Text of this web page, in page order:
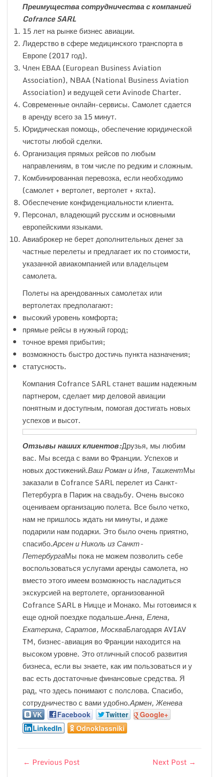
Преимущества сотрудничества с компанией
Cofrance SARL
15 лет на рынке бизнес авиации.
Лидерство в сфере медицинского транспорта в
Европе (2017 год).
Член EBAA (European Business Aviation
Association), NBAA (National Business Aviation
Association) и ведущей сети Avinode Charter.
Современные онлайн-сервисы. Самолет сдается
в аренду всего за 15 минут.
Юридическая помощь, обеспечение юридической
чистоты любой сделки.
Организация прямых рейсов по любым
направлениям, в том числе по редким и сложным.
Комбинированная перевозка, если необходимо
(самолет + вертолет, вертолет + яхта).
Обеспечение конфиденциальности клиента.
Персонал, владеющий русским и основными
европейскими языками.
Авиаброкер не берет дополнительных денег за
частные перелеты и предлагает их по стоимости,
указанной авиакомпанией или владельцем
самолета.
Полеты на арендованных самолетах или
вертолетах предполагают:
высокий уровень комфорта;
прямые рейсы в нужный город;
точное время прибытия;
возможность быстро достичь пункта назначения;
статусность.
Компания Cofrance SARL станет вашим надежным
партнером, сделает мир деловой авиации
понятным и доступным, помогая достигать новых
успехов и высот.
Отзывы наших клиентов:Друзья, мы любим
вас. Мы всегда с вами во Франции. Успехов и
новых достижений.Ваш Роман и Инв, ТашкентМы
заказали в Cofrance SARL перелет из Санкт-
Петербурга в Париж на свадьбу. Очень высоко
оцениваем организацию полета. Все было четко,
нам не пришлось ждать ни минуты, и даже
подарили нам подарки. Это было очень приятно,
спасибо.Арсен и Николь из Санкт-
ПетербургаМы пока не можем позволить себе
воспользоваться услугами аренды самолета, но
вместо этого имеем возможность насладиться
экскурсией на вертолете, организованной
Cofrance SARL в Ницце и Монако. Мы готовимся к
еще одной поездке подальше.Анна, Елена,
Екатерина, Саратов, МоскваБлагодаря AVIAV
TM, бизнес-авиация во Франции находится на
высоком уровне. Это отличный способ развития
бизнеса, если вы знаете, как им пользоваться и у
вас есть достаточные финансовые средства. Я
рад, что здесь понимают с полслова. Спасибо,
сотрудничество с вами удобно.Армен, Женева
VK Facebook Twitter
Google+
LinkedIn
Odnoklassniki
← Previous Post Next Post →